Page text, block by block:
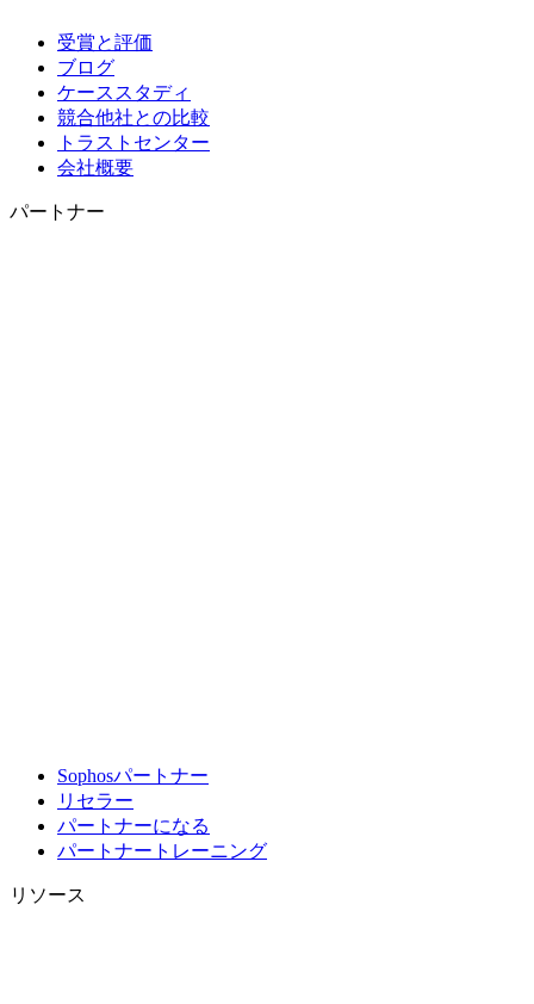
受賞と評価
ブログ
ケーススタディ
競合他社との比較
トラストセンター
会社概要
パートナー
Sophosパートナー
リセラー
パートナーになる
パートナートレーニング
リソース